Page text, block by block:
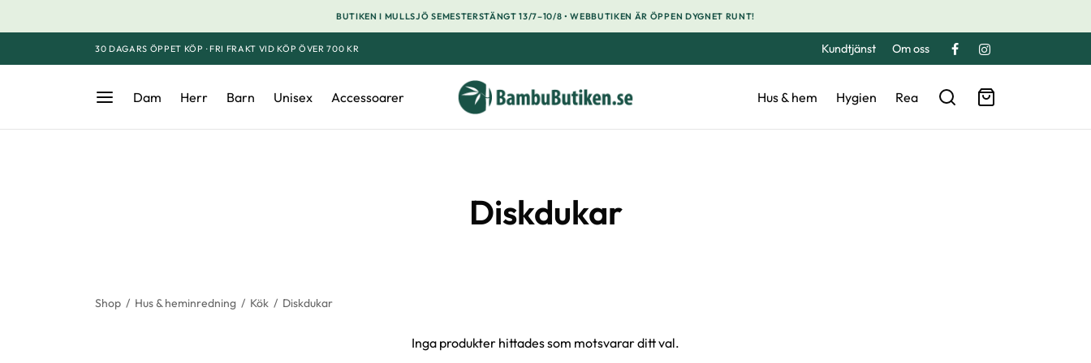
BUTIKEN I MULLSJÖ SEMESTERSTÄNGT 13/7–10/8 • WEBBUTIKEN ÄR ÖPPEN DYGNET RUNT!
30 DAGARS ÖPPET KÖP · FRI FRAKT VID KÖP ÖVER 700 KR Kundtjänst Om oss
Dam Herr Barn Unisex Accessoarer Hus & hem Hygien Rea
Diskdukar
Shop / Hus & heminredning / Kök / Diskdukar
Inga produkter hittades som motsvarar ditt val.